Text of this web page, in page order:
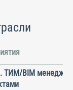
ТИМ/BIM